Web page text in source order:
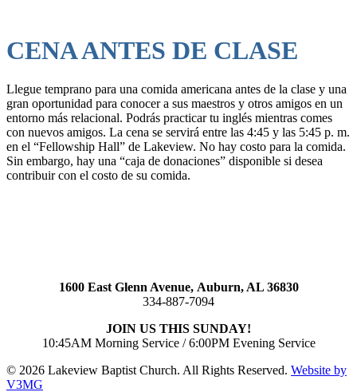
CENA ANTES DE CLASE
Llegue temprano para una comida americana antes de la clase y una
gran oportunidad para conocer a sus maestros y otros amigos en un
entorno más relacional. Podrás practicar tu inglés mientras comes
con nuevos amigos. La cena se servirá entre las 4:45 y las 5:45 p. m.
en el “Fellowship Hall” de Lakeview. No hay costo para la comida.
Sin embargo, hay una “caja de donaciones” disponible si desea
contribuir con el costo de su comida.
1600 East Glenn Avenue, Auburn, AL 36830
334-887-7094
JOIN US THIS SUNDAY!
10:45AM Morning Service / 6:00PM Evening Service
© 2026 Lakeview Baptist Church. All Rights Reserved. Website by
V3MG